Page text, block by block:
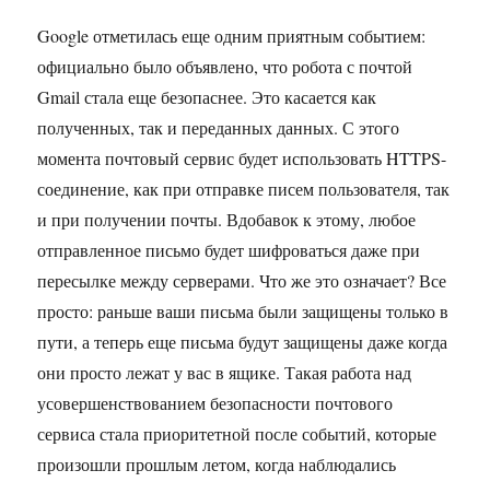
Google отметилась еще одним приятным событием:
официально было объявлено, что робота с почтой
Gmail стала еще безопаснее. Это касается как
полученных, так и переданных данных. С этого
момента почтовый сервис будет использовать HTTPS-
соединение, как при отправке писем пользователя, так
и при получении почты. Вдобавок к этому, любое
отправленное письмо будет шифроваться даже при
пересылке между серверами. Что же это означает? Все
просто: раньше ваши письма были защищены только в
пути, а теперь еще письма будут защищены даже когда
они просто лежат у вас в ящике. Такая работа над
усовершенствованием безопасности почтового
сервиса стала приоритетной после событий, которые
произошли прошлым летом, когда наблюдались